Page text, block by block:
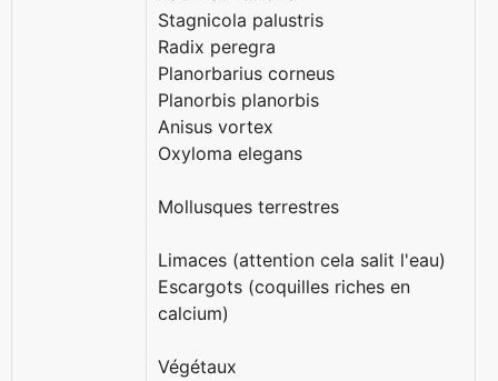
Stagnicola palustris
Radix peregra
Planorbarius corneus
Planorbis planorbis
Anisus vortex
Oxyloma elegans
Mollusques terrestres
Limaces (attention cela salit l'eau)
Escargots (coquilles riches en
calcium)
Végétaux